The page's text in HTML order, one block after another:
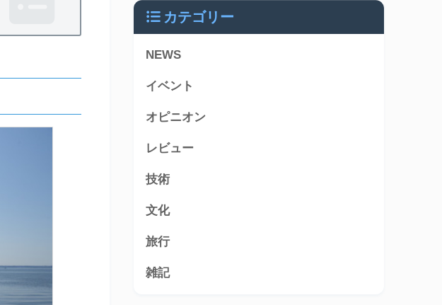
カテゴリー
NEWS
イベント
オピニオン
レビュー
技術
文化
旅行
雑記